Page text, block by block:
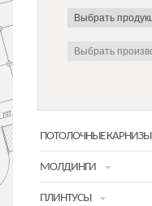
ПОТОЛОЧНЫЕ КАРНИЗЫ
МОЛДИНГИ
ПЛИНТУСЫ